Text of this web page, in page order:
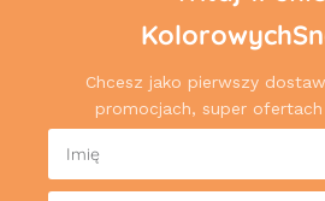
Chcesz jako pierwszy
promocjach, super